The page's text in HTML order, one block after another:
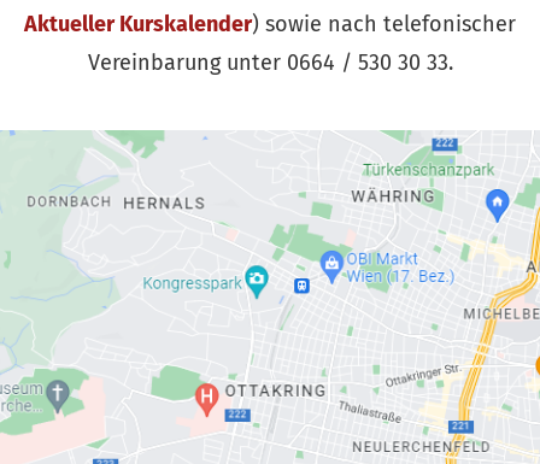
Aktueller Kurskalender) sowie nach telefonischer
Vereinbarung unter 0664 / 530 30 33.